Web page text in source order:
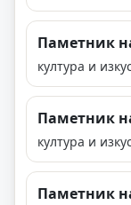
Паметник
култура и
Паметник
култура и
Паметник